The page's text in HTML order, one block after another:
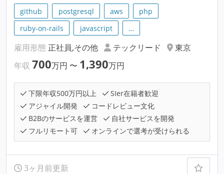
github postgresql aws
php
ruby-on-rails
javascript …
雇用形態 正社員,その他 テックリード
東京
年収 700万円 〜 1,390万円
下限年収500万円以上
SIer在籍者歓迎
アジャイル開発
コードレビュー文化
B2Bのサービスを運営
自社サービスを開発
フルリモート可
オンラインで選考が受けられる
3ヶ月前更新